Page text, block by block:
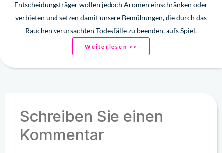
Entscheidungsträger wollen jedoch Aromen einschränken oder
verbieten und setzen damit unsere Bemühungen, die durch das
Rauchen verursachten Todesfälle zu beenden, aufs Spiel.
Weiterlesen >>
Schreiben Sie einen
Kommentar